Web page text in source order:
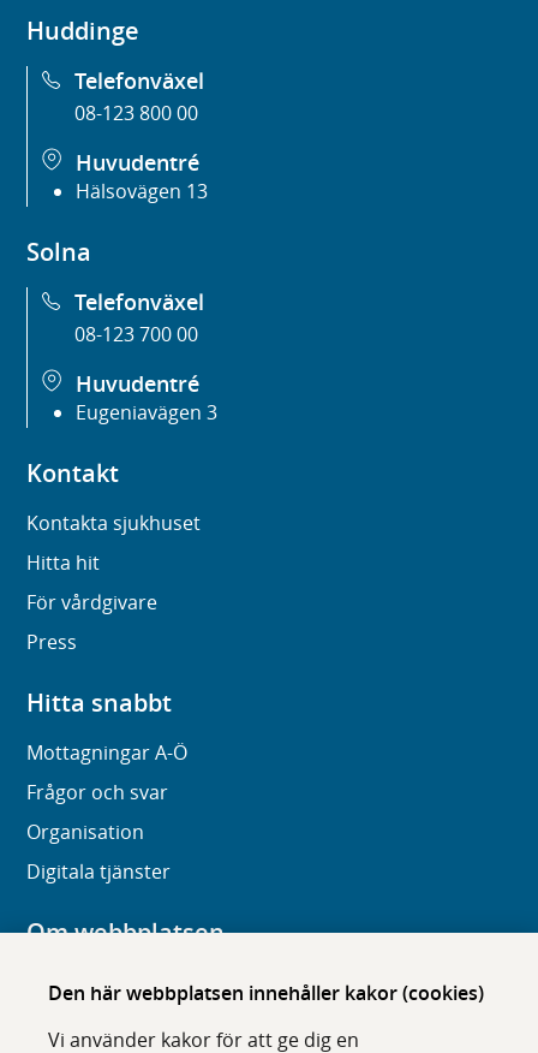
Den här webbplatsen innehåller kakor (cookies)
Vi använder kakor för att ge dig en
Huddinge
Telefonväxel
08-123 800 00
Huvudentré
Hälsovägen 13
Solna
Telefonväxel
08-123 700 00
Huvudentré
Eugeniavägen 3
Kontakt
Kontakta sjukhuset
Hitta hit
För vårdgivare
Press
Hitta snabbt
Mottagningar A-Ö
Frågor och svar
Organisation
Digitala tjänster
Om webbplatsen
Om karolinska.se